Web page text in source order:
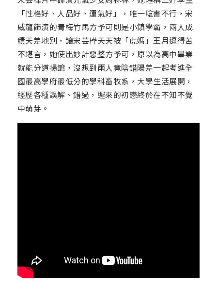
「性格好、人品好、運氣好」，唯一唸書不行，宋
威龍飾演的青梅竹馬方予可則是小鎮學霸，兩人成
績天差地別，讓宋芸樺天天被「虎媽」王月逼得苦
不堪言，她使出妙計惡整方予可，原以為高中畢業
就能分道揚鑣，沒想到兩人竟陰錯陽差一起考進全
國最高學府最低分的學科畜牧系，大學生活展開，
經歷各種誤解、錯過，遲來的初戀終於在不知不覺
中萌芽。